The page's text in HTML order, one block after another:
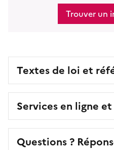
Trouver un
Textes de loi et
Services en ligne
Questions ?